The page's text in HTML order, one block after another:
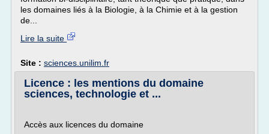
les domaines liés à la Biologie, à la Chimie et à la gestion
de...
Lire la suite
Site : sciences.unilim.fr
Licence : les mentions du domaine
sciences, technologie et ...
Accès aux licences du domaine